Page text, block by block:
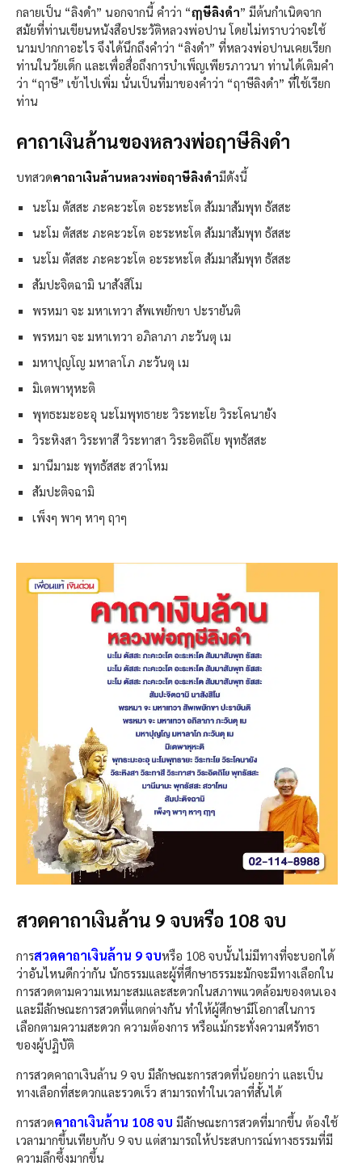
กลายเป็น “ลิงดำ” นอกจากนี้ คำว่า “ฤๅษีลิงดำ” มีต้นกำเนิดจาก
สมัยที่ท่านเขียนหนังสือประวัติหลวงพ่อปาน โดยไม่ทราบว่าจะใช้
นามปากกาอะไร จึงได้นึกถึงคำว่า “ลิงดำ” ที่หลวงพ่อปานเคยเรียก
ท่านในวัยเด็ก และเพื่อสื่อถึงการบำเพ็ญเพียรภาวนา ท่านได้เติมคำ
ว่า “ฤาษี” เข้าไปเพิ่ม นั่นเป็นที่มาของคำว่า “ฤาษีลิงดำ” ที่ใช้เรียก
ท่าน
คาถาเงินล้านของหลวงพ่อฤาษีลิงดำ
บทสวดคาถาเงินล้านหลวงพ่อฤาษีลิงดำมีดังนี้
นะโม ตัสสะ ภะคะวะโต อะระหะโต สัมมาสัมพุท ธัสสะ
นะโม ตัสสะ ภะคะวะโต อะระหะโต สัมมาสัมพุท ธัสสะ
นะโม ตัสสะ ภะคะวะโต อะระหะโต สัมมาสัมพุท ธัสสะ
สัมปะจิตฉามิ นาสังสิโม
พรหมา จะ มหาเทวา สัพเพยักขา ปะรายันติ
พรหมา จะ มหาเทวา อภิลาภา ภะวันตุ เม
มหาปุญโญ มหาลาโภ ภะวันตุ เม
มิเตพาหุหะติ
พุทธะมะอะอุ นะโมพุทธายะ วิระทะโย วิระโคนายัง
วิระหิงสา วิระทาสี วิระทาสา วิระอิตถิโย พุทธัสสะ
มานีมามะ พุทธัสสะ สวาโหม
สัมปะติจฉามิ
เพ็งๆ พาๆ หาๆ ฤาๆ
สวดคาถาเงินล้าน 9 จบหรือ 108 จบ
การสวดคาถาเงินล้าน 9 จบหรือ 108 จบนั้นไม่มีทางที่จะบอกได้
ว่าอันไหนดีกว่ากัน นักธรรมและผู้ที่ศึกษาธรรมะมักจะมีทางเลือกใน
การสวดตามความเหมาะสมและสะดวกในสภาพแวดล้อมของตนเอง
และมีลักษณะการสวดที่แตกต่างกัน ทำให้ผู้ศึกษามีโอกาสในการ
เลือกตามความสะดวก ความต้องการ หรือแม้กระทั่งความศรัทธา
ของผู้ปฏิบัติ
การสวดคาถาเงินล้าน 9 จบ มีลักษณะการสวดที่น้อยกว่า และเป็น
ทางเลือกที่สะดวกและรวดเร็ว สามารถทำในเวลาที่สั้นได้
การสวดคาถาเงินล้าน 108 จบ มีลักษณะการสวดที่มากขึ้น ต้องใช้
เวลามากขึ้นเทียบกับ 9 จบ แต่สามารถให้ประสบการณ์ทางธรรมที่มี
ความลึกซึ้งมากขึ้น